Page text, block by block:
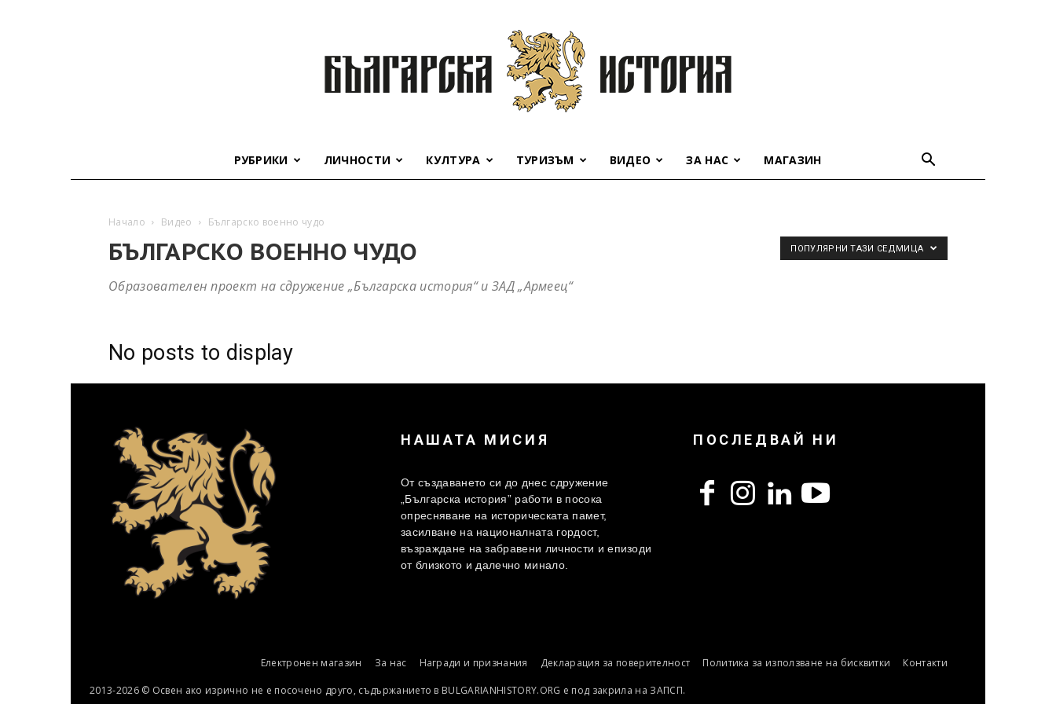
история
РУБРИКИ ЛИЧНОСТИ КУЛТУРА ТУРИЗЪМ ВИДЕО ЗА НАС МАГАЗИН
Начало Видео Българско военно чудо
БЪЛГАРСКО ВОЕННО ЧУДО
Образователен проект на сдружение „Българска история“ и ЗАД „Армеец“
ПОПУЛЯРНИ ТАЗИ СЕДМИЦА
No posts to display
НАШАТА МИСИЯ
От създаването си до днес сдружение
„Българска история” работи в посока
опресняване на историческата памет,
засилване на националната гордост,
възраждане на забравени личности и епизоди
от близкото и далечно минало.
ПОСЛЕДВАЙ НИ
Електронен магазин За нас Награди и признания Декларация за поверителност Политика за използване на бисквитки Контакти
2013-2026 © Освен ако изрично не е посочено друго, съдържанието в BULGARIANHISTORY.ORG е под закрила на ЗАПСП.